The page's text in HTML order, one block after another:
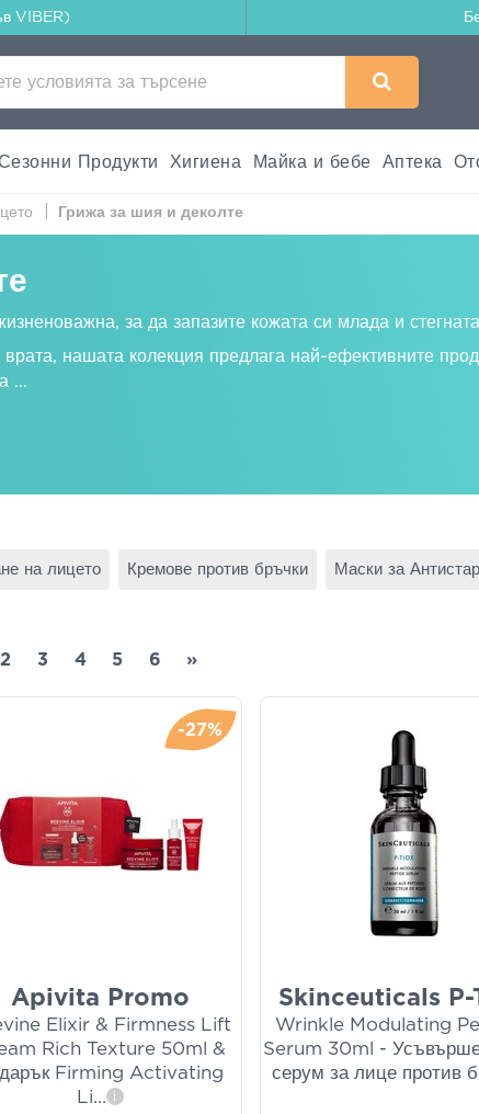
VIBER)
Продукти Хигиена Майка и бебе Аптека
Грижа за шия и деколте
за да запазите кожата си млада и
нашата колекция предлага най-ефективните
...
на лицето Кремове против бръчки Маски за
2 3 4 5 6 »
-27%
Apivita Promo
Elixir & Firmness Lift
Rich Texture 50ml &
Firming Activating
Li... i
Skinceuticals P-
Wrinkle Modulating
Serum 30ml -
серум за лице против